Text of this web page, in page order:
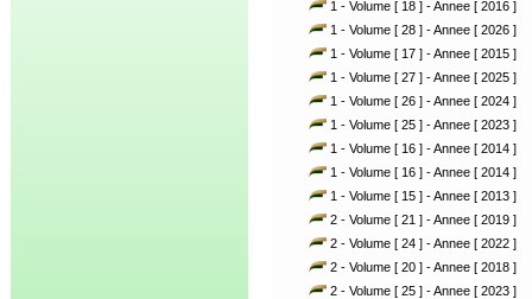
1 - Volume [ 18 ] - Annee [ 2016 ]
1 - Volume [ 28 ] - Annee [ 2026 ]
1 - Volume [ 17 ] - Annee [ 2015 ]
1 - Volume [ 27 ] - Annee [ 2025 ]
1 - Volume [ 26 ] - Annee [ 2024 ]
1 - Volume [ 25 ] - Annee [ 2023 ]
1 - Volume [ 16 ] - Annee [ 2014 ]
1 - Volume [ 16 ] - Annee [ 2014 ]
1 - Volume [ 15 ] - Annee [ 2013 ]
2 - Volume [ 21 ] - Annee [ 2019 ]
2 - Volume [ 24 ] - Annee [ 2022 ]
2 - Volume [ 20 ] - Annee [ 2018 ]
2 - Volume [ 25 ] - Annee [ 2023 ]